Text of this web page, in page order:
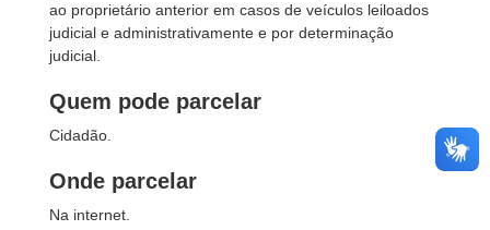
ao proprietário anterior em casos de veículos leiloados
judicial e administrativamente e por determinação
judicial.
Quem pode parcelar
Cidadão.
Onde parcelar
Na internet.